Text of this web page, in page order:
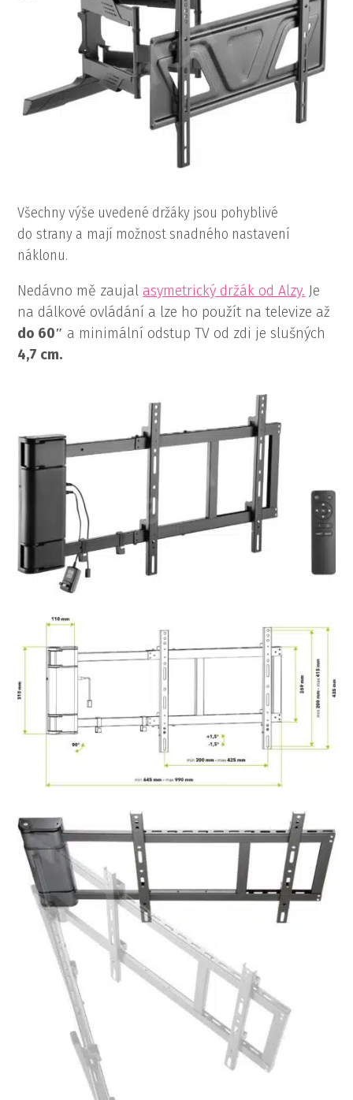
Všechny výše uvedené držáky jsou pohyblivé
do strany a mají možnost snadného nastavení
náklonu.
Nedávno mě zaujal asymetrický držák od Alzy. Je
na dálkové ovládání a lze ho použít na televize až
do 60″ a minimální odstup TV od zdi je slušných
4,7 cm.